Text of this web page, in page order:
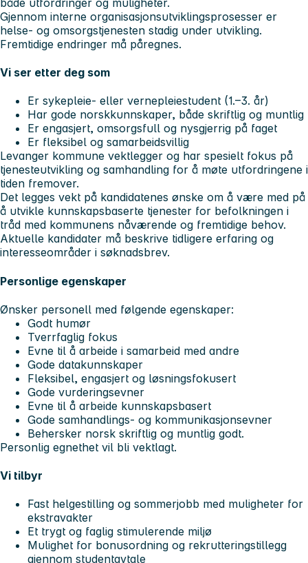
Gjennom interne organisasjonsutviklingsprosesser er
helse- og omsorgstjenesten stadig under utvikling.
Fremtidige endringer må påregnes.
Vi ser etter deg som
Er sykepleie- eller vernepleiestudent (1.–3. år)
Har gode norskkunnskaper, både skriftlig og muntlig
Er engasjert, omsorgsfull og nysgjerrig på faget
Er fleksibel og samarbeidsvillig
Levanger kommune vektlegger og har spesielt fokus på
tjenesteutvikling og samhandling for å møte utfordringene i
tiden fremover.
Det legges vekt på kandidatenes ønske om å være med på
å utvikle kunnskapsbaserte tjenester for befolkningen i
tråd med kommunens nåværende og fremtidige behov.
Aktuelle kandidater må beskrive tidligere erfaring og
interesseområder i søknadsbrev.
Personlige egenskaper
Ønsker personell med følgende egenskaper:
Godt humør
Tverrfaglig fokus
Evne til å arbeide i samarbeid med andre
Gode datakunnskaper
Fleksibel, engasjert og løsningsfokusert
Gode vurderingsevner
Evne til å arbeide kunnskapsbasert
Gode samhandlings- og kommunikasjonsevner
Behersker norsk skriftlig og muntlig godt.
Personlig egnethet vil bli vektlagt.
Vi tilbyr
Fast helgestilling og sommerjobb med muligheter for
ekstravakter
Et trygt og faglig stimulerende miljø
Mulighet for bonusordning og rekrutteringstillegg
gjennom studentavtale